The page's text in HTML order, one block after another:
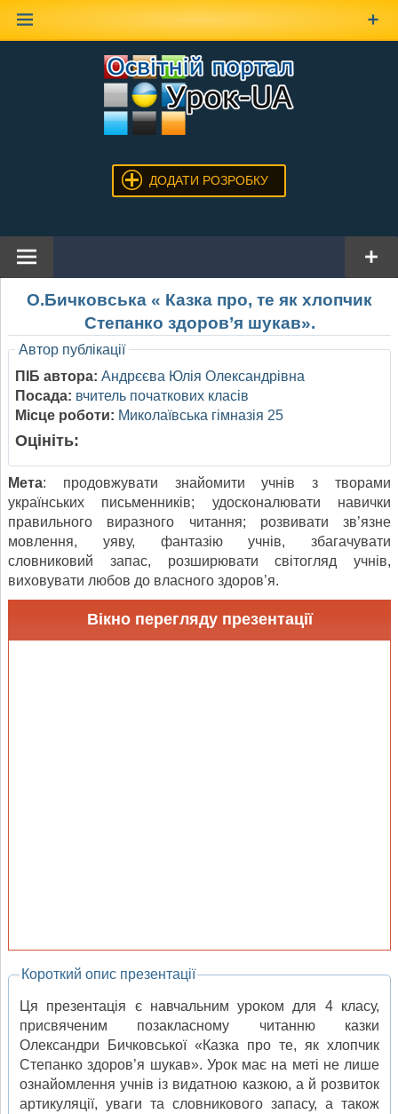
ДОДАТИ РОЗРОБКУ
О.Бичковська « Казка про, те як хлопчик
Степанко здоров’я шукав».
Автор публікації
ПІБ автора: Андрєєва Юлія Олександрівна
Посада: вчитель початкових класів
Місце роботи: Миколаївська гімназія 25
Оцініть:
Мета: продовжувати знайомити учнів з творами
українських письменників; удосконалювати навички
правильного виразного читання; розвивати зв’язне
мовлення, уяву, фантазію учнів, збагачувати
словниковий запас, розширювати світогляд учнів,
виховувати любов до власного здоров’я.
Вікно перегляду презентації
Короткий опис презентації
Ця презентація є навчальним уроком для 4 класу,
присвяченим позакласному читанню казки
Олександри Бичковської «Казка про те, як хлопчик
Степанко здоров’я шукав». Урок має на меті не лише
ознайомлення учнів із видатною казкою, а й розвиток
артикуляції, уваги та словникового запасу, а також